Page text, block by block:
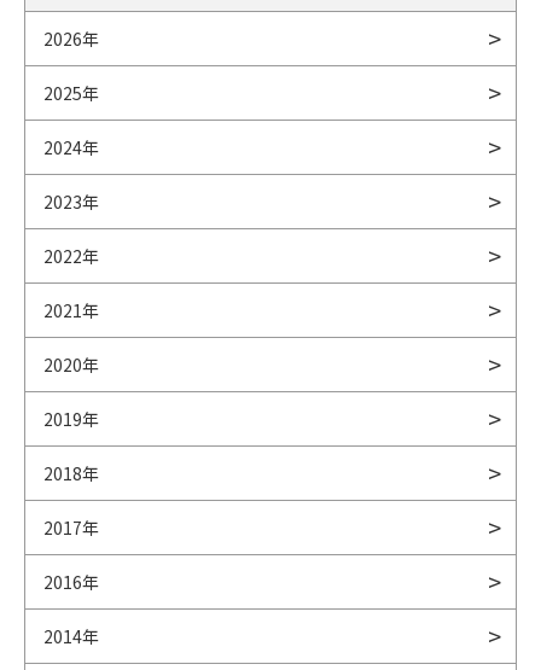
2026年
2025年
2024年
2023年
2022年
2021年
2020年
2019年
2018年
2017年
2016年
2014年